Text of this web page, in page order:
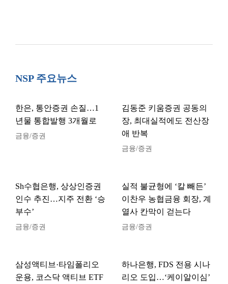
NSP 주요뉴스
한은, 통안증권 손질…1
년물 통합발행 3개월로
금융/증권
김동준 키움증권 공동의
장, 최대실적에도 전산장
애 반복
금융/증권
Sh수협은행, 상상인증권
인수 추진…지주 전환 ‘승
부수’
금융/증권
실적 불균형에 ‘칼 빼든’
이찬우 농협금융 회장, 계
열사 칸막이 걷는다
금융/증권
삼성액티브·타임폴리오
운용, 코스닥 액티브 ETF
하나은행, FDS 전용 시나
리오 도입…‘케이알이심’